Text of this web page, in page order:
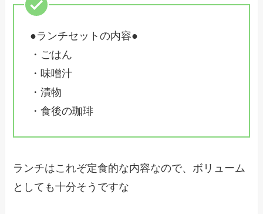
●ランチセットの内容●
・ごはん
・味噌汁
・漬物
・食後の珈琲
ランチはこれぞ定食的な内容なので、ボリューム
としても十分そうですな